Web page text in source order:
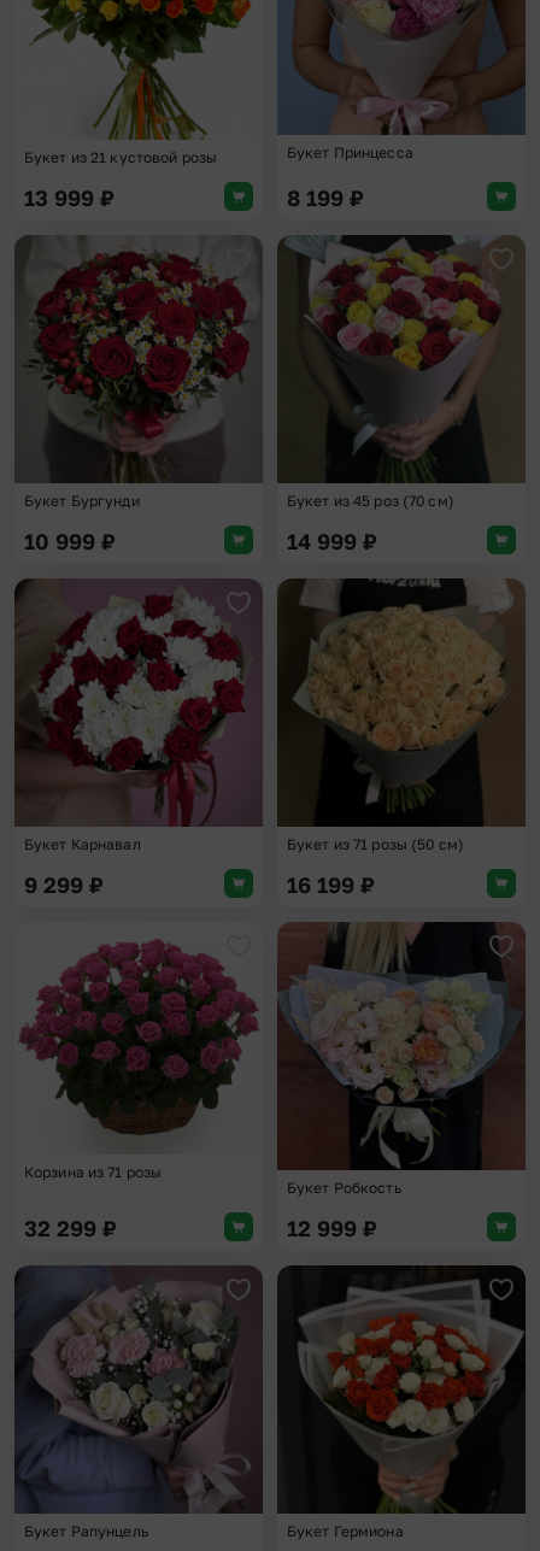
Букет из 21 кустовой розы
13 999 ₽
Букет Принцесса
8 199 ₽
Добавить в избранное
Букет Бургунди
10 999 ₽
Букет из 45 роз (70 см)
14 999 ₽
Добавить в избранное
Букет Карнавал
9 299 ₽
Букет из 71 розы (50 см)
16 199 ₽
Добавить в избранное
Корзина из 71 розы
32 299 ₽
Букет Робкость
12 999 ₽
Добавить в избранное
Букет Рапунцель Букет Гермиона